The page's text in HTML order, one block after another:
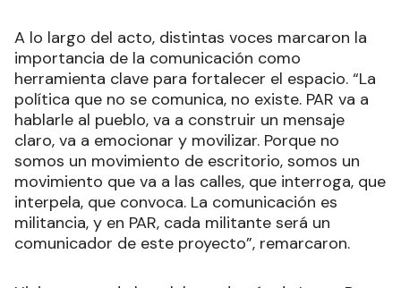
A lo largo del acto, distintas voces marcaron la
importancia de la comunicación como
herramienta clave para fortalecer el espacio. “La
política que no se comunica, no existe. PAR va a
hablarle al pueblo, va a construir un mensaje
claro, va a emocionar y movilizar. Porque no
somos un movimiento de escritorio, somos un
movimiento que va a las calles, que interroga, que
interpela, que convoca. La comunicación es
militancia, y en PAR, cada militante será un
comunicador de este proyecto”, remarcaron.